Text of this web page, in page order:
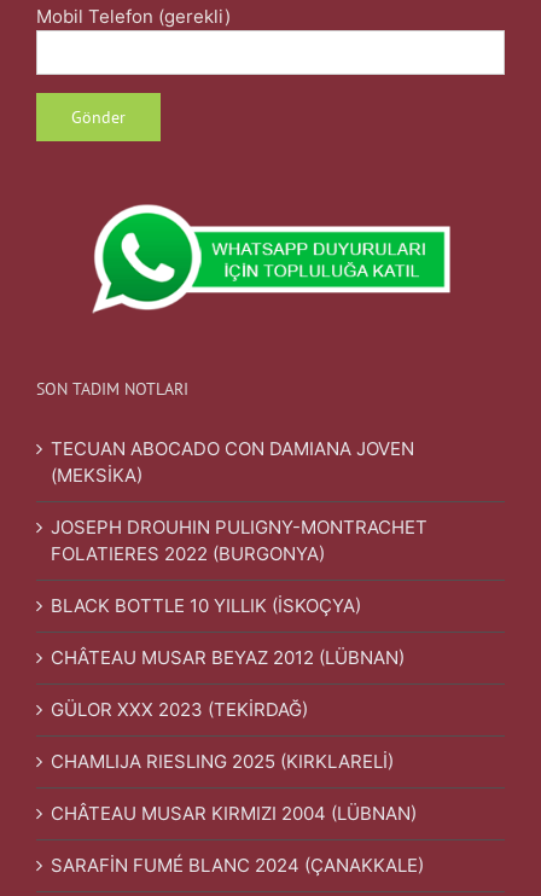
Mobil Telefon (gerekli)
SON TADIM NOTLARI
TECUAN ABOCADO CON DAMIANA JOVEN
(MEKSİKA)
JOSEPH DROUHIN PULIGNY-MONTRACHET
FOLATIERES 2022 (BURGONYA)
BLACK BOTTLE 10 YILLIK (İSKOÇYA)
CHÂTEAU MUSAR BEYAZ 2012 (LÜBNAN)
GÜLOR XXX 2023 (TEKİRDAĞ)
CHAMLIJA RIESLING 2025 (KIRKLARELİ)
CHÂTEAU MUSAR KIRMIZI 2004 (LÜBNAN)
SARAFİN FUMÉ BLANC 2024 (ÇANAKKALE)